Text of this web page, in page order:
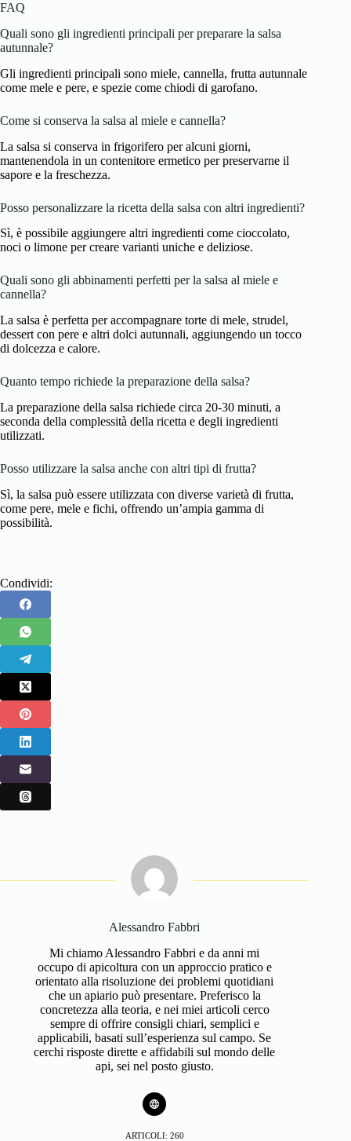
FAQ
Quali sono gli ingredienti principali per preparare la salsa
autunnale?
Gli ingredienti principali sono miele, cannella, frutta autunnale
come mele e pere, e spezie come chiodi di garofano.
Come si conserva la salsa al miele e cannella?
La salsa si conserva in frigorifero per alcuni giorni,
mantenendola in un contenitore ermetico per preservarne il
sapore e la freschezza.
Posso personalizzare la ricetta della salsa con altri ingredienti?
Sì, è possibile aggiungere altri ingredienti come cioccolato,
noci o limone per creare varianti uniche e deliziose.
Quali sono gli abbinamenti perfetti per la salsa al miele e
cannella?
La salsa è perfetta per accompagnare torte di mele, strudel,
dessert con pere e altri dolci autunnali, aggiungendo un tocco
di dolcezza e calore.
Quanto tempo richiede la preparazione della salsa?
La preparazione della salsa richiede circa 20-30 minuti, a
seconda della complessità della ricetta e degli ingredienti
utilizzati.
Posso utilizzare la salsa anche con altri tipi di frutta?
Sì, la salsa può essere utilizzata con diverse varietà di frutta,
come pere, mele e fichi, offrendo un’ampia gamma di
possibilità.
Condividi:
Alessandro Fabbri
Mi chiamo Alessandro Fabbri e da anni mi
occupo di apicoltura con un approccio pratico e
orientato alla risoluzione dei problemi quotidiani
che un apiario può presentare. Preferisco la
concretezza alla teoria, e nei miei articoli cerco
sempre di offrire consigli chiari, semplici e
applicabili, basati sull’esperienza sul campo. Se
cerchi risposte dirette e affidabili sul mondo delle
api, sei nel posto giusto.
ARTICOLI: 260